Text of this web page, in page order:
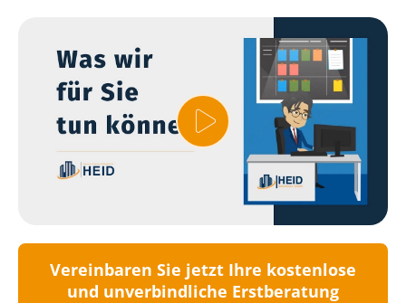
Vereinbaren Sie jetzt Ihre kostenlose
und unverbindliche Erstberatung